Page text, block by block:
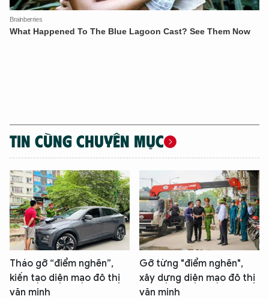
TIN CÙNG CHUYÊN MỤC
Tháo gỡ “điểm nghẽn”,
kiến tạo diện mạo đô thị
văn minh
Gỡ từng "điểm nghẽn",
xây dựng diện mạo đô thị
văn minh